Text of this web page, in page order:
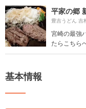
平家の郷
豊吉うどん 吉
宮崎の最強
たらこちら
基本情報